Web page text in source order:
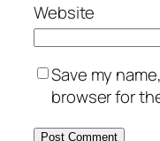
Website
Save my
browser for